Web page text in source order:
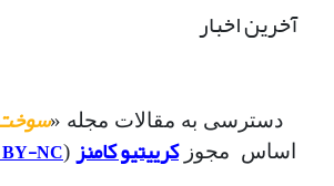
آخرین اخبار
دسترسی به مقالات مجله «سوخت
اساس مجوزکرییتیو کامنز (
NC